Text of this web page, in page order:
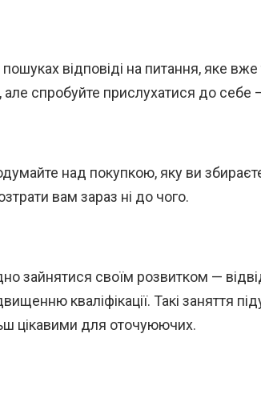
відповіді на питання, яке
спробуйте прислухатися до себе
над покупкою, яку ви
вам зараз ні до чого.
зайнятися своїм розвитком —
кваліфікації. Такі заняття
цікавими для оточуюючих.